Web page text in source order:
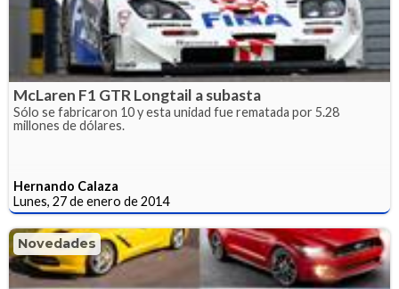
McLaren F1 GTR Longtail a subasta
Sólo se fabricaron 10 y esta unidad fue rematada por 5.28
millones de dólares.
Hernando Calaza
Lunes, 27 de enero de 2014
Novedades